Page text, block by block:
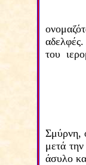
του
Σμύρνη,
μετά
άσυλο